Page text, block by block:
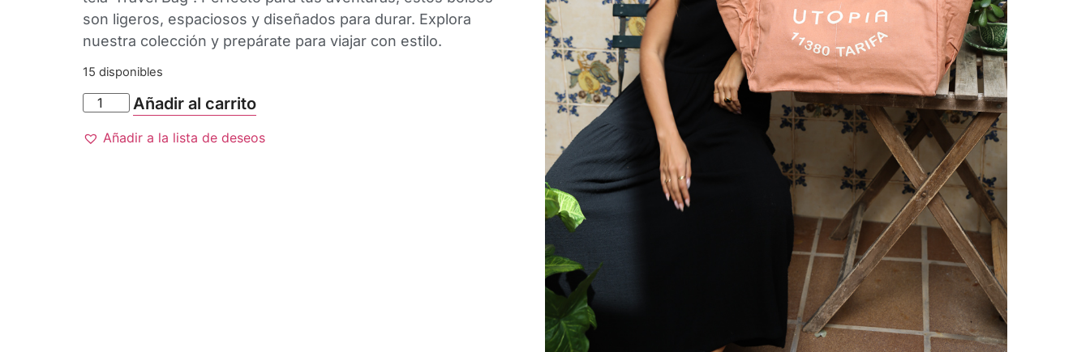
son ligeros, espaciosos y diseñados para durar. Explora
nuestra colección y prepárate para viajar con estilo.
15 disponibles
Añadir al carrito
Añadir a la lista de deseos